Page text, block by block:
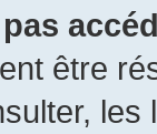
être